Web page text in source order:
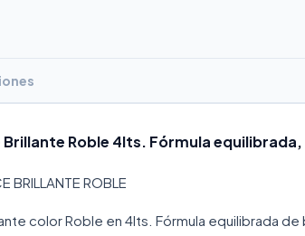
Roble 4lts. Fórmula
BRILLANTE ROBLE
color Roble en 4lts. Fórmula equilibrada